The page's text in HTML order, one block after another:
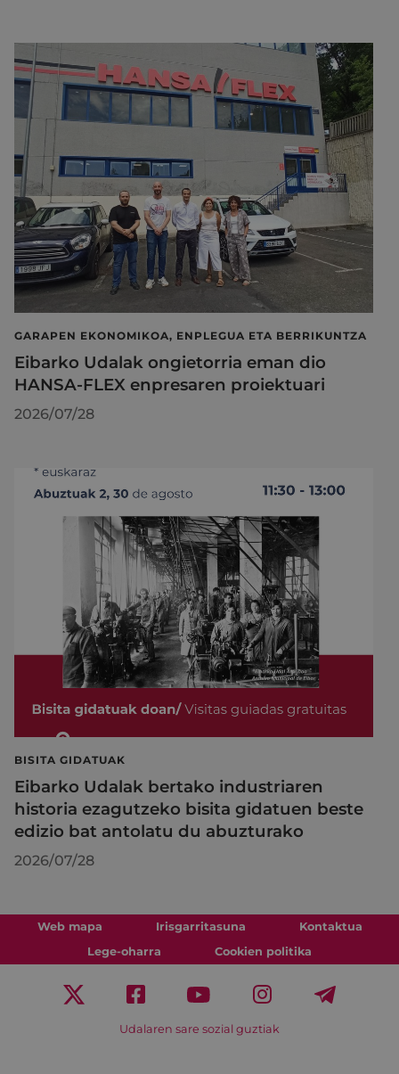
GARAPEN EKONOMIKOA, ENPLEGUA ETA BERRIKUNTZA
Eibarko Udalak ongietorria eman dio
HANSA-FLEX enpresaren proiektuari
2026/07/28
BISITA GIDATUAK
Eibarko Udalak bertako industriaren
historia ezagutzeko bisita gidatuen beste
edizio bat antolatu du abuzturako
2026/07/28
Web mapa Irisgarritasuna
Kontaktua
Lege-oharra
Cookien politika
Udalaren sare sozial guztiak